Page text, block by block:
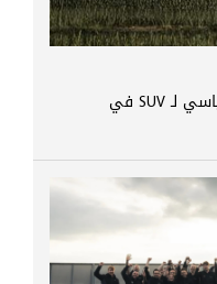
Xiaomi YU7 GT تحطّم الرقم القياسي لـ SUV في